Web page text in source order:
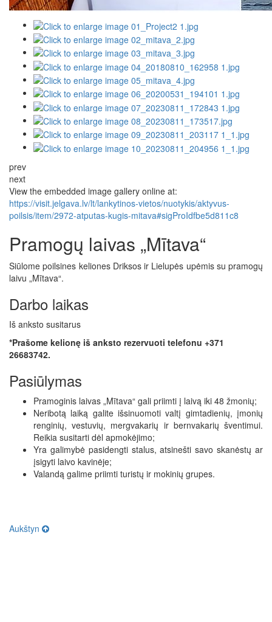
prev
next
View the embedded image gallery online at:
https://visit.jelgava.lv/lt/lankytinos-vietos/nuotykis/aktyvus-
poilsis/item/2972-atputas-kugis-mitava#sigProIdfbe5d811c8
Pramogų laivas „Mītava“
Siūlome poilsines keliones Driksos ir Lielupės upėmis su pramogų
laivu „Mītava“.
Darbo laikas
Iš anksto susitarus
*Prašome kelionę iš anksto rezervuoti telefonu +371
26683742.
Pasiūlymas
Pramoginis laivas „Mītava“ gali priimti į laivą iki 48 žmonių;
Neribotą laiką galite išsinuomoti valtį gimtadienių, įmonių
renginių, vestuvių, mergvakarių ir bernvakarių šventimui.
Reikia susitarti dėl apmokėjimo;
Yra galimybė pasidengti stalus, atsinešti savo skanėstų ar
įsigyti laivo kavinėje;
Valandą galime priimti turistų ir mokinių grupes.
Aukštyn